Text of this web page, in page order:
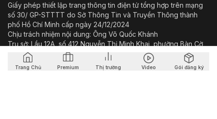
Trang Chủ Premium Thị trường Video Gói đăng ký
Giấy phép thiết lập trang thông tin điện tử tổng hợp trên mạng
số 30/ GP-STTTT do Sở Thông Tin và Truyền Thông thành
phố Hồ Chí Minh cấp ngày 24/12/2024
Chịu trách nhiệm nội dung: Ông Võ Quốc Khánh
Trụ sở: Lầu 12A, số 412 Nguyễn Thị Minh Khai, phường Bàn Cờ,
Thành phố Hồ Chí Minh
Điện thoại: (028) 8889.0868
Email: bientap@bloombergbusinessweek.vn